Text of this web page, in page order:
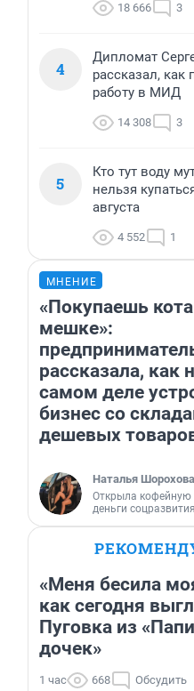
18 666 3
4
Дипломат
рассказал, как
работу в МИД
14 308 3
5
Кто тут воду
нельзя
августа
4 552 1
МНЕНИЕ
«Покупаешь
мешке»:
рассказала, как
самом деле
бизнес со
дешевых
Наталья Шорохова
Открыла кофейную
деньги соцразвития
«Меня бесила
как сегодня
Пуговка из
дочек»
1 час 668 Обсудить